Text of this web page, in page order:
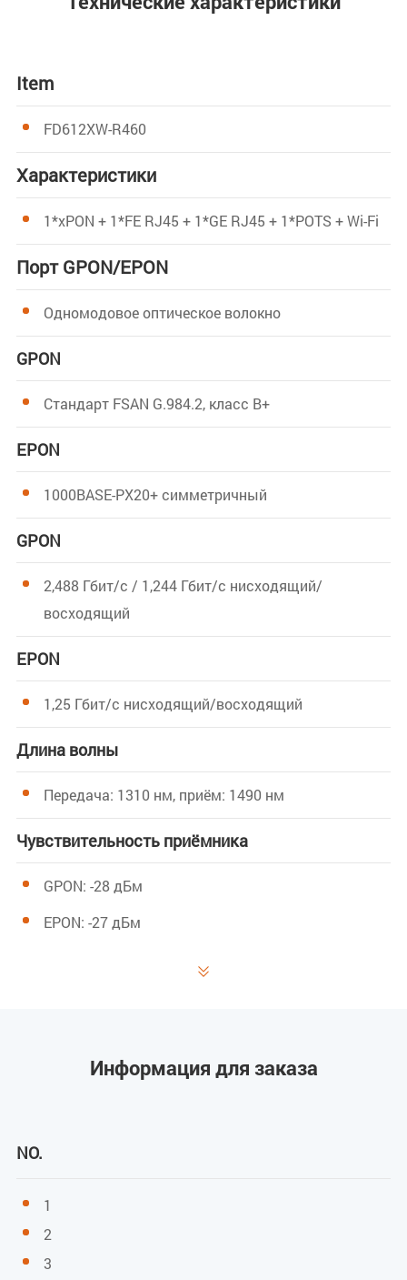
Item
FD612XW-R460
Характеристики
1*xPON + 1*FE RJ45 + 1*GE RJ45 + 1*POTS + Wi-Fi
Порт GPON/EPON
Одномодовое оптическое волокно
GPON
Стандарт FSAN G.984.2, класс B+
EPON
1000BASE-PX20+ симметричный
GPON
2,488 Гбит/с / 1,244 Гбит/с нисходящий/
восходящий
EPON
1,25 Гбит/с нисходящий/восходящий
Длина волны
Передача: 1310 нм, приём: 1490 нм
Чувствительность приёмника
GPON: -28 дБм
EPON: -27 дБм
Разъём RJ-45

Информация для заказа
NO.
1
2
3